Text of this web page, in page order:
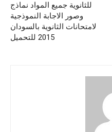
للثانوية جميع المواد نماذج
وصور الاجابة النموذجية
لامتحانات الثانوية بالسودان
2015 للتحميل